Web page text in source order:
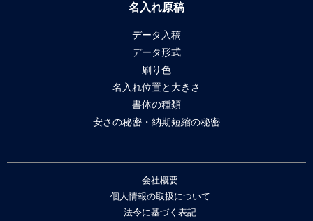
名入れ原稿
データ入稿
データ形式
刷り色
名入れ位置と大きさ
書体の種類
安さの秘密・納期短縮の秘密
会社概要
個人情報の取扱について
法令に基づく表記